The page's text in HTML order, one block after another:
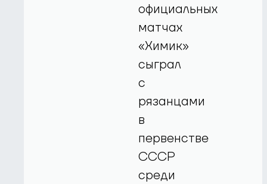
официальных
матчах
«Химик»
сыграл
с
рязанцами
в
первенстве
СССР
среди